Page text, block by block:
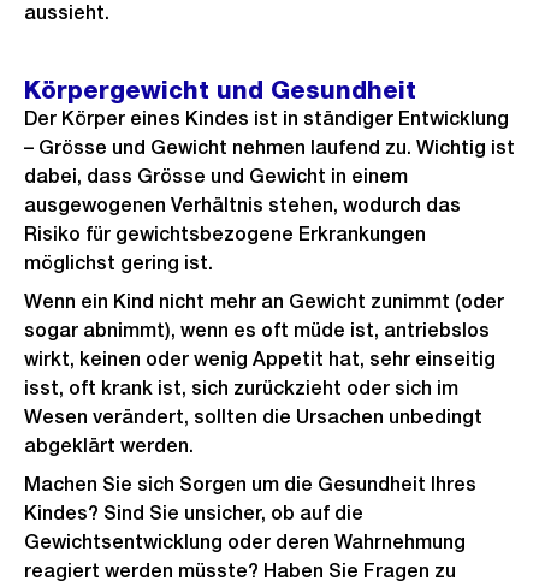
aussieht.
Körpergewicht und Gesundheit
Der Körper eines Kindes ist in ständiger Entwicklung
– Grösse und Gewicht nehmen laufend zu. Wichtig ist
dabei, dass Grösse und Gewicht in einem
ausgewogenen Verhältnis stehen, wodurch das
Risiko für gewichtsbezogene Erkrankungen
möglichst gering ist.
Wenn ein Kind nicht mehr an Gewicht zunimmt (oder
sogar abnimmt), wenn es oft müde ist, antriebslos
wirkt, keinen oder wenig Appetit hat, sehr einseitig
isst, oft krank ist, sich zurückzieht oder sich im
Wesen verändert, sollten die Ursachen unbedingt
abgeklärt werden.
Machen Sie sich Sorgen um die Gesundheit Ihres
Kindes? Sind Sie unsicher, ob auf die
Gewichtsentwicklung oder deren Wahrnehmung
reagiert werden müsste? Haben Sie Fragen zu